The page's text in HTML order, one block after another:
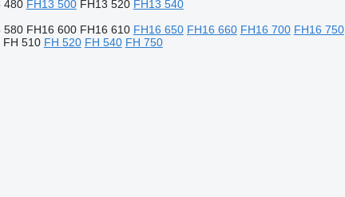
480 FH13 500 FH13 520 FH13 540
580 FH16 600 FH16 610 FH16 650 FH16 660 FH16 700 FH16 750
FH 510 FH 520 FH 540 FH 750